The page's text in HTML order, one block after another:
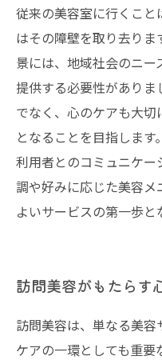
従来の美容室に行くこ
はその障壁を取り去り
景には、地域社会のニ
提供する必要性があり
でなく、心のケアも大
となることを目指しま
利用者とのコミュニケ
調や好みに応じた美容
よいサービスの第一歩と
訪問美容がもたらす
訪問美容は、単なる美
ケアの一環としても重要